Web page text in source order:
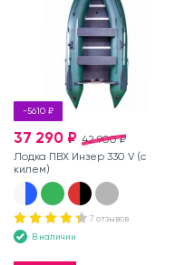
-5610 ₽
42 900 ₽
37 290 ₽
Лодка ПВХ Инзер 330 V (с
килем)
7 отзывов
В наличии